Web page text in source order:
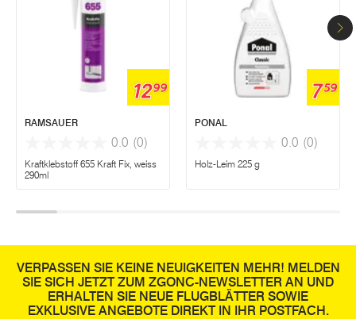
1299
RAMSAUER
0.0 (0)
Kraftklebstoff 655 Kraft Fix, weiss
290ml
759
PONAL
0.0 (0)
Holz-Leim 225 g
VERPASSEN SIE KEINE NEUIGKEITEN MEHR! MELDEN
SIE SICH JETZT ZUM ZGONC-NEWSLETTER AN UND
ERHALTEN SIE NEUE FLUGBLÄTTER SOWIE
EXKLUSIVE ANGEBOTE DIREKT IN IHR POSTFACH.